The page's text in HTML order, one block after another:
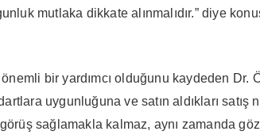
mutlaka dikkate alınmalıdır.” diye
bir yardımcı olduğunu kaydeden
uygunluğuna ve satın aldıkları
sağlamakla kalmaz, aynı zamanda göz